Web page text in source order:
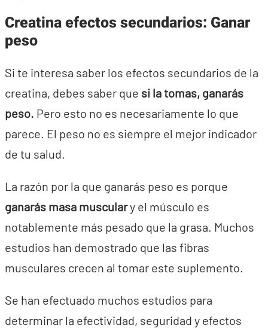
Creatina efectos secundarios: Ganar
peso
Si te interesa saber los efectos secundarios de la
creatina, debes saber que si la tomas, ganarás
peso. Pero esto no es necesariamente lo que
parece. El peso no es siempre el mejor indicador
de tu salud.
La razón por la que ganarás peso es porque
ganarás masa musculary el músculo es
notablemente más pesado que la grasa. Muchos
estudios han demostrado que las fibras
musculares crecen al tomar este suplemento.
Se han efectuado muchos estudios para
determinar la efectividad, seguridad y efectos